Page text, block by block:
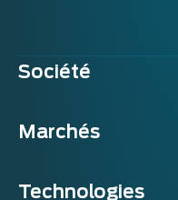
Société
Marchés
Technologies